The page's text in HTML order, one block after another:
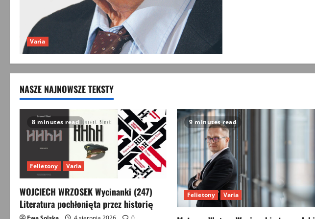
Varia
NASZE NAJNOWSZE TEKSTY
8 minutes read
Felietony Varia
WOJCIECH WRZOSEK Wycinanki (247)
Literatura pochłonięta przez historię
9 minutes read
Felietony Varia